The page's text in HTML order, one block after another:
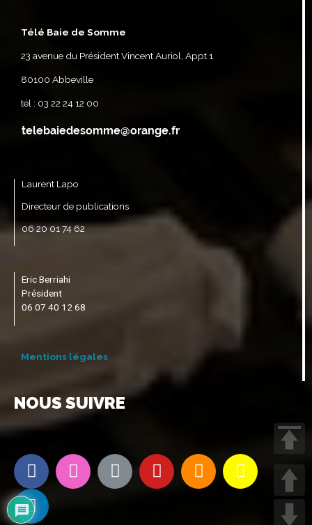
Télé Baie de Somme
23 avenue du Président Vincent Auriol, Appt 1
80100 Abbeville
tél : 03 22 24 12 00
Laurent Lapo
Directeur de publications
06 20 01 74 62
Eric Berriahi
Président
06 07 40 12 68
Mentions légales
NOUS SUIVRE